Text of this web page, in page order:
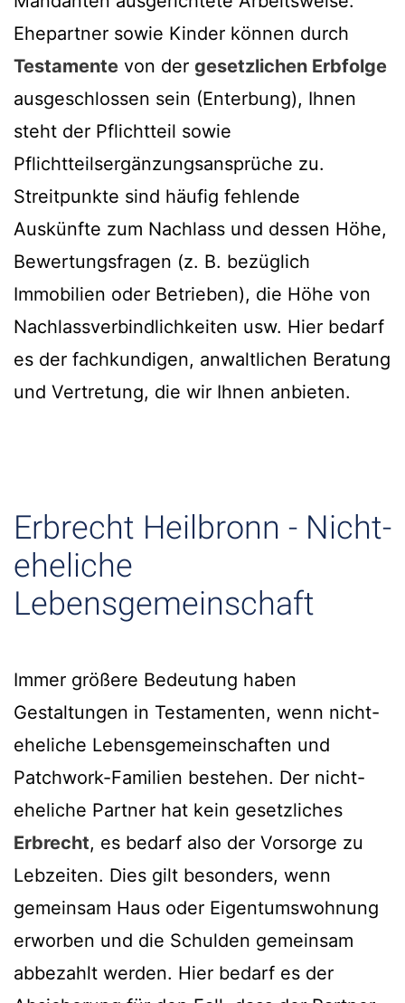
Ehepartner sowie Kinder können durch
Testamente von der gesetzlichen Erbfolge
ausgeschlossen sein (Enterbung), Ihnen
steht der Pflichtteil sowie
Pflichtteilsergänzungsansprüche zu.
Streitpunkte sind häufig fehlende
Auskünfte zum Nachlass und dessen Höhe,
Bewertungsfragen (z. B. bezüglich
Immobilien oder Betrieben), die Höhe von
Nachlassverbindlichkeiten usw. Hier bedarf
es der fachkundigen, anwaltlichen Beratung
und Vertretung, die wir Ihnen anbieten.
Erbrecht Heilbronn - Nicht-
eheliche
Lebensgemeinschaft
Immer größere Bedeutung haben
Gestaltungen in Testamenten, wenn nicht-
eheliche Lebensgemeinschaften und
Patchwork-Familien bestehen. Der nicht-
eheliche Partner hat kein gesetzliches
Erbrecht, es bedarf also der Vorsorge zu
Lebzeiten. Dies gilt besonders, wenn
gemeinsam Haus oder Eigentumswohnung
erworben und die Schulden gemeinsam
abbezahlt werden. Hier bedarf es der